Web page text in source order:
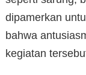
dipamerkan
bahwa
kegiatan